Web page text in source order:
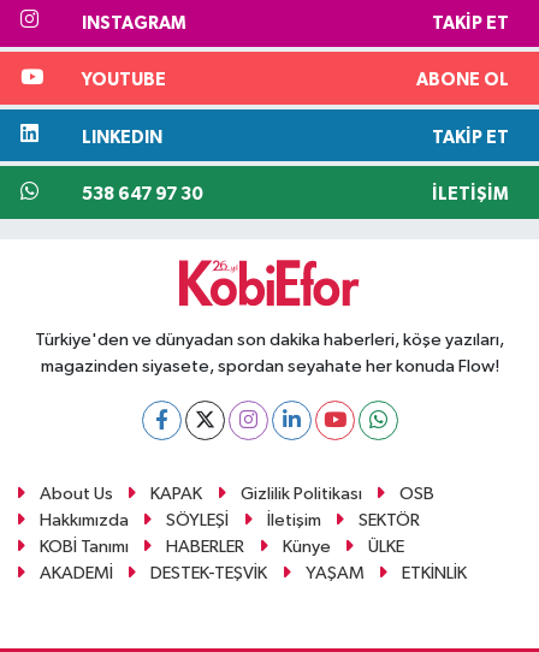
INSTAGRAM TAKIP ET
YOUTUBE ABONE OL
LINKEDIN TAKIP ET
538 647 97 30 İLETIŞIM
Türkiye'den ve dünyadan son dakika haberleri, köşe yazıları,
magazinden siyasete, spordan seyahate her konuda Flow!
About Us KAPAK Gizlilik Politikası
OSB
Hakkımızda
SÖYLEŞİ İletişim
SEKTÖR
KOBİ Tanımı
HABERLER Künye
ÜLKE
AKADEMİ
DESTEK-TEŞVİK YAŞAM ETKİNLİK